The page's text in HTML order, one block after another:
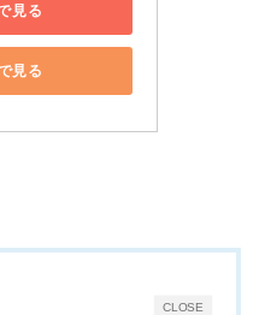
見る
見る
CLOSE